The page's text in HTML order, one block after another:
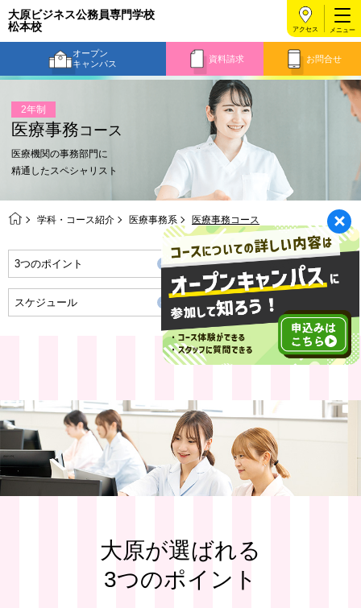
大原ビジネス公務員専門学校
松本校
オープン
キャンパス
資料請求 お問合せ
アクセス
2年制
医療事務コース
医療機関の事務部門に
精通したスペシャリスト
学科・コース紹介 医療事務系 医療事務コース
3つのポイント 将来の職業・資格取得
スケジュール
大原が選ばれる
3つのポイント